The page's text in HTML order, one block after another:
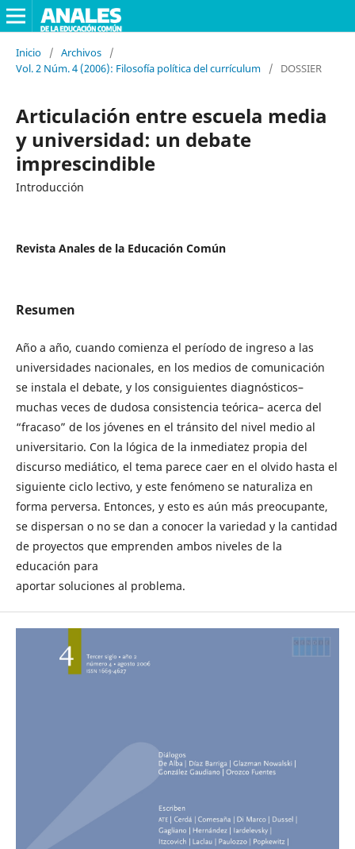
Inicio / Archivos
/
Vol. 2 Núm. 4 (2006): Filosofía política del currículum
/ DOSSIER
Articulación entre escuela media
y universidad: un debate
imprescindible
Introducción
Revista Anales de la Educación Común
Resumen
Año a año, cuando comienza el período de ingreso a las
universidades nacionales, en los medios de comunicación
se instala el debate, y los consiguientes diagnósticos–
muchas veces de dudosa consistencia teórica– acerca del
“fracaso” de los jóvenes en el tránsito del nivel medio al
universitario. Con la lógica de la inmediatez propia del
discurso mediático, el tema parece caer en el olvido hasta el
siguiente ciclo lectivo, y este fenómeno se naturaliza en
forma perversa. Entonces, y esto es aún más preocupante,
se dispersan o no se dan a conocer la variedad y la cantidad
de proyectos que emprenden ambos niveles de la
educación para
aportar soluciones al problema.